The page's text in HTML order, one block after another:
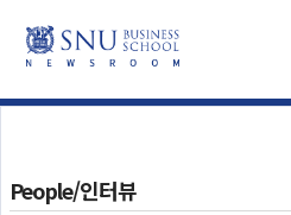
People/인터뷰